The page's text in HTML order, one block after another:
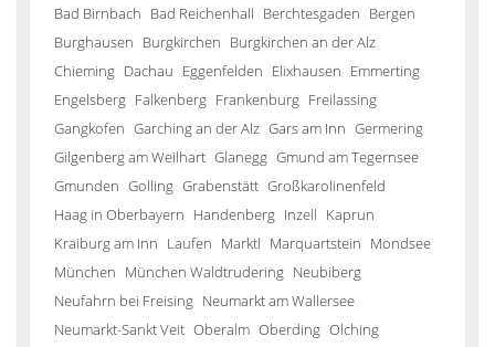
Bad Birnbach Bad Reichenhall Berchtesgaden Bergen
Burghausen Burgkirchen Burgkirchen an der Alz
Chieming Dachau Eggenfelden Elixhausen Emmerting
Engelsberg Falkenberg Frankenburg Freilassing
Gangkofen Garching an der Alz Gars am Inn Germering
Gilgenberg am Weilhart Glanegg Gmund am Tegernsee
Gmunden Golling Grabenstätt Großkarolinenfeld
Haag in Oberbayern Handenberg Inzell Kaprun
Kraiburg am Inn Laufen Marktl Marquartstein Mondsee
München München Waldtrudering Neubiberg
Neufahrn bei Freising Neumarkt am Wallersee
Neumarkt-Sankt Veit Oberalm Oberding Olching